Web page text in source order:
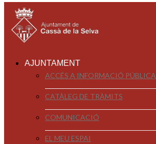
AJUNTAMENT
ACCÉS A INFORMACIÓ PÚBLICA
CATÀLEG DE TRÀMITS
COMUNICACIÓ
EL MEU ESPAI